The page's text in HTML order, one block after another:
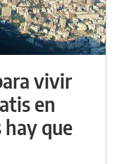
vivir
en
hay que